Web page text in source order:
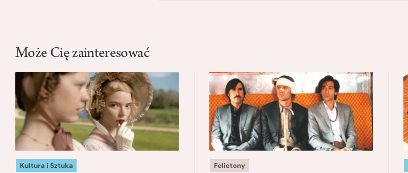
Może Cię zainteresować
Kultura i Sztuka Felietony